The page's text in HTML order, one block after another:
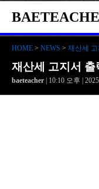
HOME > NEWS > 재산세
재산세 고지서 출
baeteacher | 10:10 오후 |